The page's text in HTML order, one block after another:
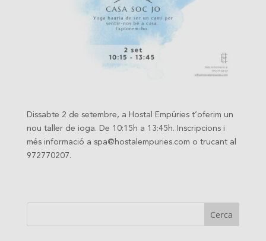
Dissabte 2 de setembre, a Hostal Empúries t’oferim un
nou taller de ioga. De 10:15h a 13:45h. Inscripcions i
més informació a spa@hostalempuries.com o trucant al
972770207.